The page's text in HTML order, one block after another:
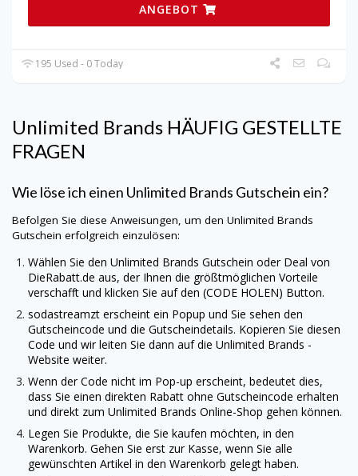
ANGEBOT
195 Used - 0 Today
Unlimited Brands HÄUFIG GESTELLTE
FRAGEN
Wie löse ich einen Unlimited Brands Gutschein ein?
Befolgen Sie diese Anweisungen, um den Unlimited Brands
Gutschein erfolgreich einzulösen:
Wählen Sie den Unlimited Brands Gutschein oder Deal von
DieRabatt.de aus, der Ihnen die größtmöglichen Vorteile
verschafft und klicken Sie auf den (CODE HOLEN) Button.
sodastreamzt erscheint ein Popup und Sie sehen den
Gutscheincode und die Gutscheindetails. Kopieren Sie diesen
Code und wir leiten Sie dann auf die Unlimited Brands -
Website weiter.
Wenn der Code nicht im Pop-up erscheint, bedeutet dies,
dass Sie einen direkten Rabatt ohne Gutscheincode erhalten
und direkt zum Unlimited Brands Online-Shop gehen können.
Legen Sie Produkte, die Sie kaufen möchten, in den
Warenkorb. Gehen Sie erst zur Kasse, wenn Sie alle
gewünschten Artikel in den Warenkorb gelegt haben.